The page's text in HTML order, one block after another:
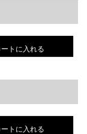
ートに入れる
ートに入れる